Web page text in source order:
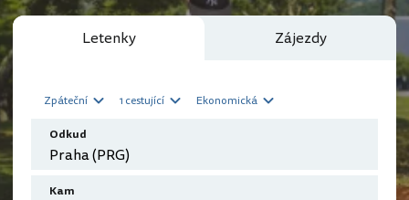
Letenky Zájezdy
Zpáteční 1 cestující Ekonomická
Odkud
Kam